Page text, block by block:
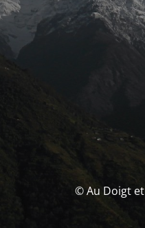
© Au Doigt